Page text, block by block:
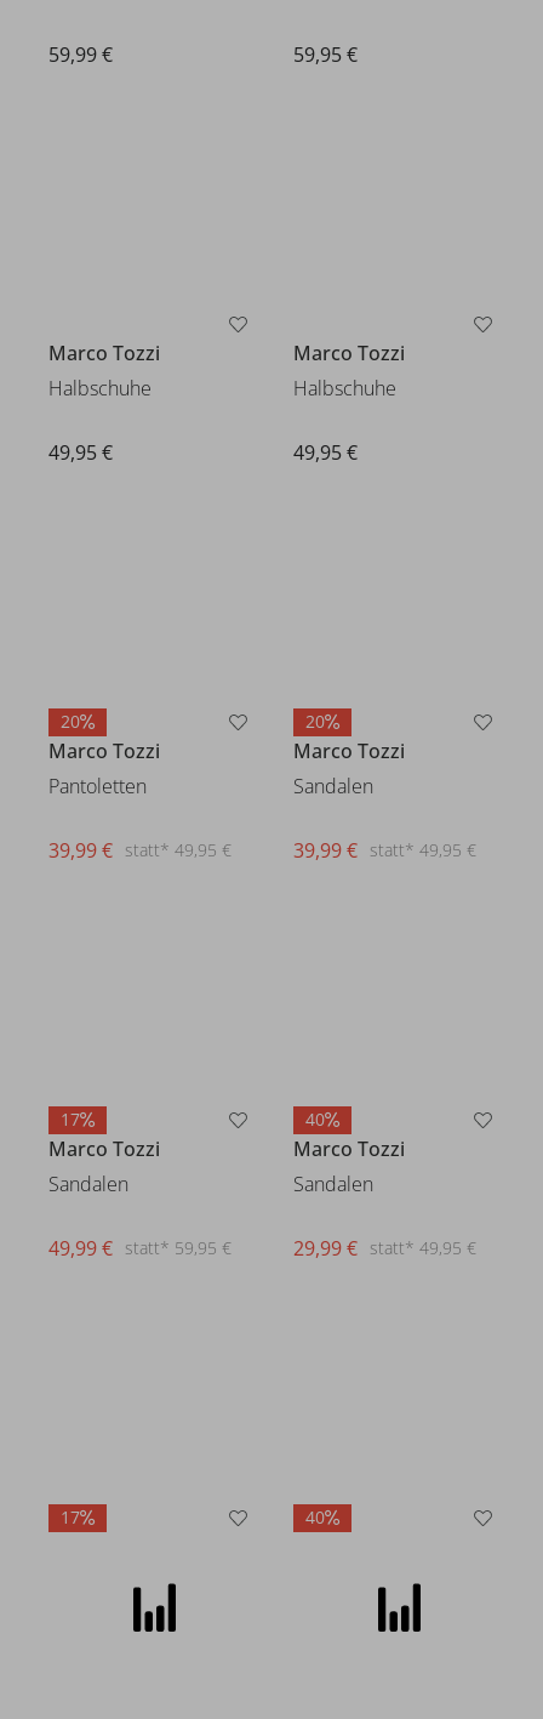
59,99 € 59,95 €
Marco Tozzi
Halbschuhe
49,95 €
Marco Tozzi
Halbschuhe
49,95 €
20
Marco Tozzi
Pantoletten
statt* 49,95 €
39,99 €
20
Marco Tozzi
Sandalen
statt* 49,95 €
39,99 €
17
Marco Tozzi
Sandalen
statt* 59,95 €
49,99 €
40
Marco Tozzi
Sandalen
statt* 49,95 €
29,99 €
17
Pantoletten
40